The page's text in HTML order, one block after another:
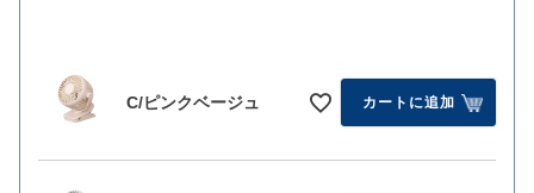
C/ピンクベージュ カートに追加